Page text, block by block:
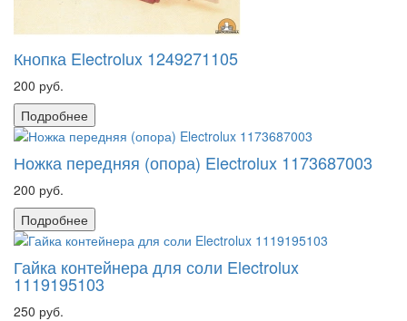
Кнопка Electrolux 1249271105
200 руб.
Подробнее
Ножка передняя (опора) Electrolux 1173687003
200 руб.
Подробнее
Гайка контейнера для соли Electrolux
1119195103
250 руб.